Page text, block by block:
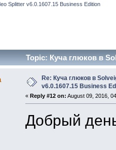
Splitter v6.0.1607.15 Business Edition
Topic: Куча глюков в
Re: Куча глюков в
v6.0.1607.15 Business
« Reply #12 on: August 09, 2016,
Добрый